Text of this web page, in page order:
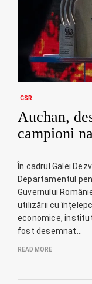
CSR
Auchan,
campioni
În cadrul Galei
Departamentul
Guvernului
utilizării cu
economice,
fost desemnat…
READ MORE